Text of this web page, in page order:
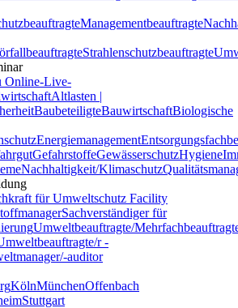
Managementbeauftragte
Strahlenschutzbeauftragte
Online-Live-
Altlasten |
BaubeteiligteBauwirtschaftBiologische
Energiemanagement
GefahrstoffeGewässerschutzHygiene
Nachhaltigkeit/Klimaschutz
für Umweltschutz Facility
Sachverständiger für
Umweltbeauftragte/
r -
auditor
KölnMünchenOffenbach
Stuttgart